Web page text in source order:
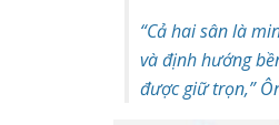
“Cả hai sân là
và định hướng
được giữ trọn,”